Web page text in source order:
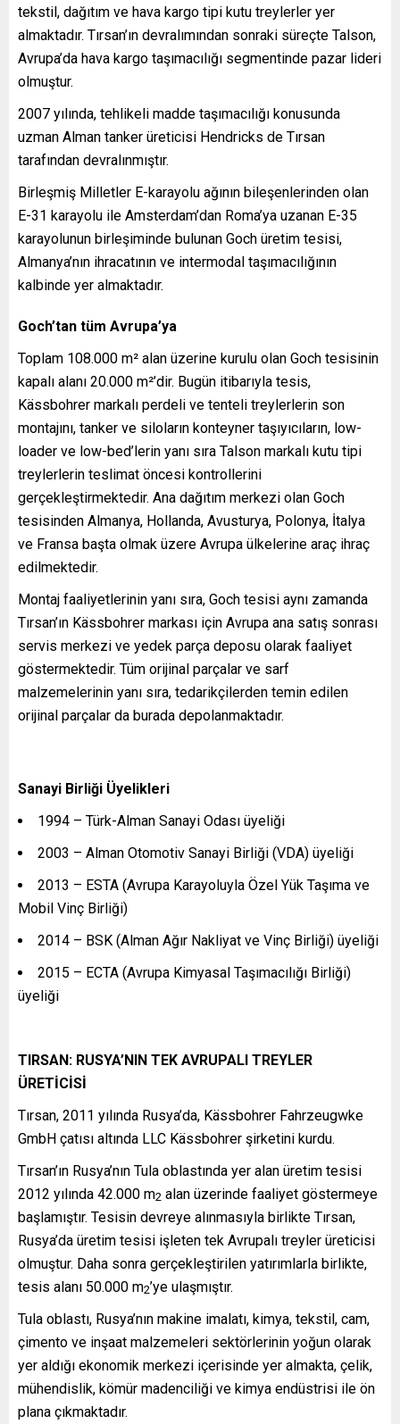
tekstil, dağıtım ve hava kargo tipi kutu treylerler yer
almaktadır. Tırsan’ın devralımından sonraki süreçte Talson,
Avrupa’da hava kargo taşımacılığı segmentinde pazar lideri
olmuştur.
2007 yılında, tehlikeli madde taşımacılığı konusunda
uzman Alman tanker üreticisi Hendricks de Tırsan
tarafından devralınmıştır.
Birleşmiş Milletler E-karayolu ağının bileşenlerinden olan
E-31 karayolu ile Amsterdam’dan Roma’ya uzanan E-35
karayolunun birleşiminde bulunan Goch üretim tesisi,
Almanya’nın ihracatının ve intermodal taşımacılığının
kalbinde yer almaktadır.
Goch’tan tüm Avrupa’ya
Toplam 108.000 m² alan üzerine kurulu olan Goch tesisinin
kapalı alanı 20.000 m²’dir. Bugün itibarıyla tesis,
Kässbohrer markalı perdeli ve tenteli treylerlerin son
montajını, tanker ve siloların konteyner taşıyıcıların, low-
loader ve low-bed’lerin yanı sıra Talson markalı kutu tipi
treylerlerin teslimat öncesi kontrollerini
gerçekleştirmektedir. Ana dağıtım merkezi olan Goch
tesisinden Almanya, Hollanda, Avusturya, Polonya, İtalya
ve Fransa başta olmak üzere Avrupa ülkelerine araç ihraç
edilmektedir.
Montaj faaliyetlerinin yanı sıra, Goch tesisi aynı zamanda
Tırsan’ın Kässbohrer markası için Avrupa ana satış sonrası
servis merkezi ve yedek parça deposu olarak faaliyet
göstermektedir. Tüm orijinal parçalar ve sarf
malzemelerinin yanı sıra, tedarikçilerden temin edilen
orijinal parçalar da burada depolanmaktadır.
Sanayi Birliği Üyelikleri
1994 – Türk-Alman Sanayi Odası üyeliği
2003 – Alman Otomotiv Sanayi Birliği (VDA) üyeliği
2013 – ESTA (Avrupa Karayoluyla Özel Yük Taşıma ve
Mobil Vinç Birliği)
2014 – BSK (Alman Ağır Nakliyat ve Vinç Birliği) üyeliği
2015 – ECTA (Avrupa Kimyasal Taşımacılığı Birliği)
üyeliği
TIRSAN: RUSYA’NIN TEK AVRUPALI TREYLER
ÜRETİCİSİ
Tırsan, 2011 yılında Rusya’da, Kässbohrer Fahrzeugwke
GmbH çatısı altında LLC Kässbohrer şirketini kurdu.
Tırsan’ın Rusya’nın Tula oblastında yer alan üretim tesisi
2012 yılında 42.000 m2 alan üzerinde faaliyet göstermeye
başlamıştır. Tesisin devreye alınmasıyla birlikte Tırsan,
Rusya’da üretim tesisi işleten tek Avrupalı treyler üreticisi
olmuştur. Daha sonra gerçekleştirilen yatırımlarla birlikte,
tesis alanı 50.000 m2’ye ulaşmıştır.
Tula oblastı, Rusya’nın makine imalatı, kimya, tekstil, cam,
çimento ve inşaat malzemeleri sektörlerinin yoğun olarak
yer aldığı ekonomik merkezi içerisinde yer almakta, çelik,
mühendislik, kömür madenciliği ve kimya endüstrisi ile ön
plana çıkmaktadır.